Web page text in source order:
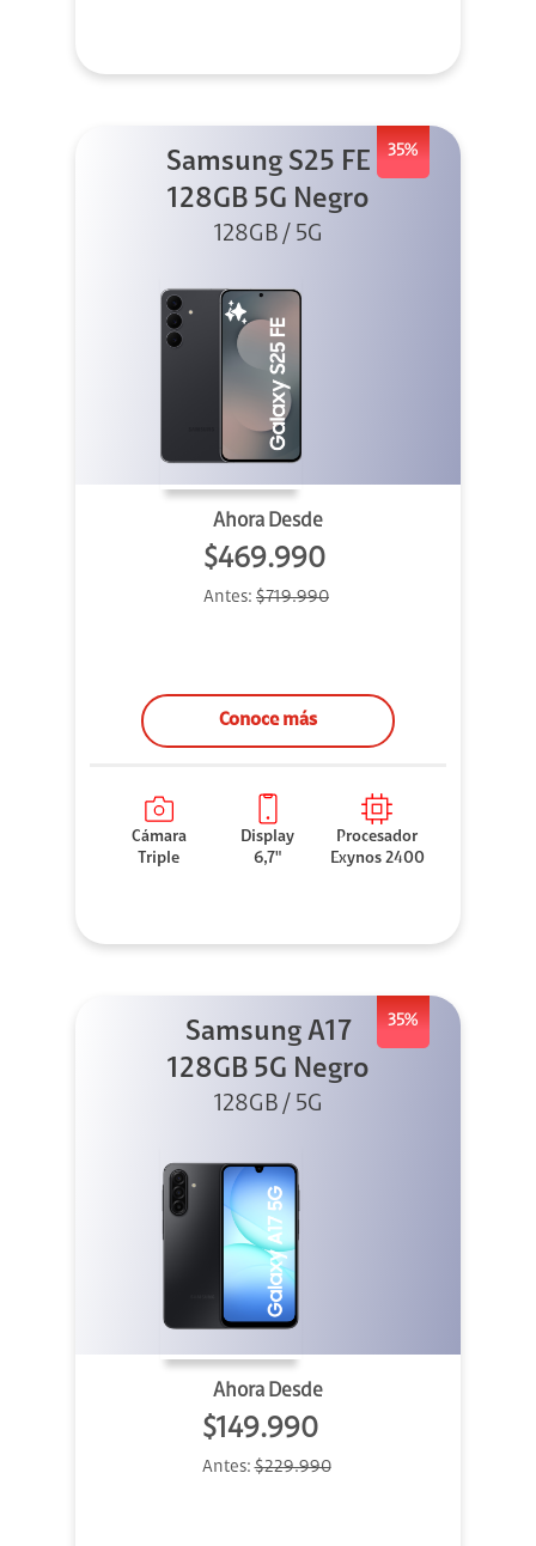
35%
Samsung S25 FE
128GB 5G Negro
128GB / 5G
Ahora Desde
$469.990
Antes: $719.990
Conoce más
Cámara
Triple
Display
6,7"
Procesador
Exynos 2400
35%
Samsung A17
128GB 5G Negro
128GB / 5G
Ahora Desde
$149.990
Antes:$229.990